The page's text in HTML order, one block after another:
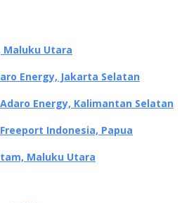
Maluku Utara
Energy, Jakarta Selatan
Energy, Kalimantan Selatan
Indonesia, Papua
Maluku Utara